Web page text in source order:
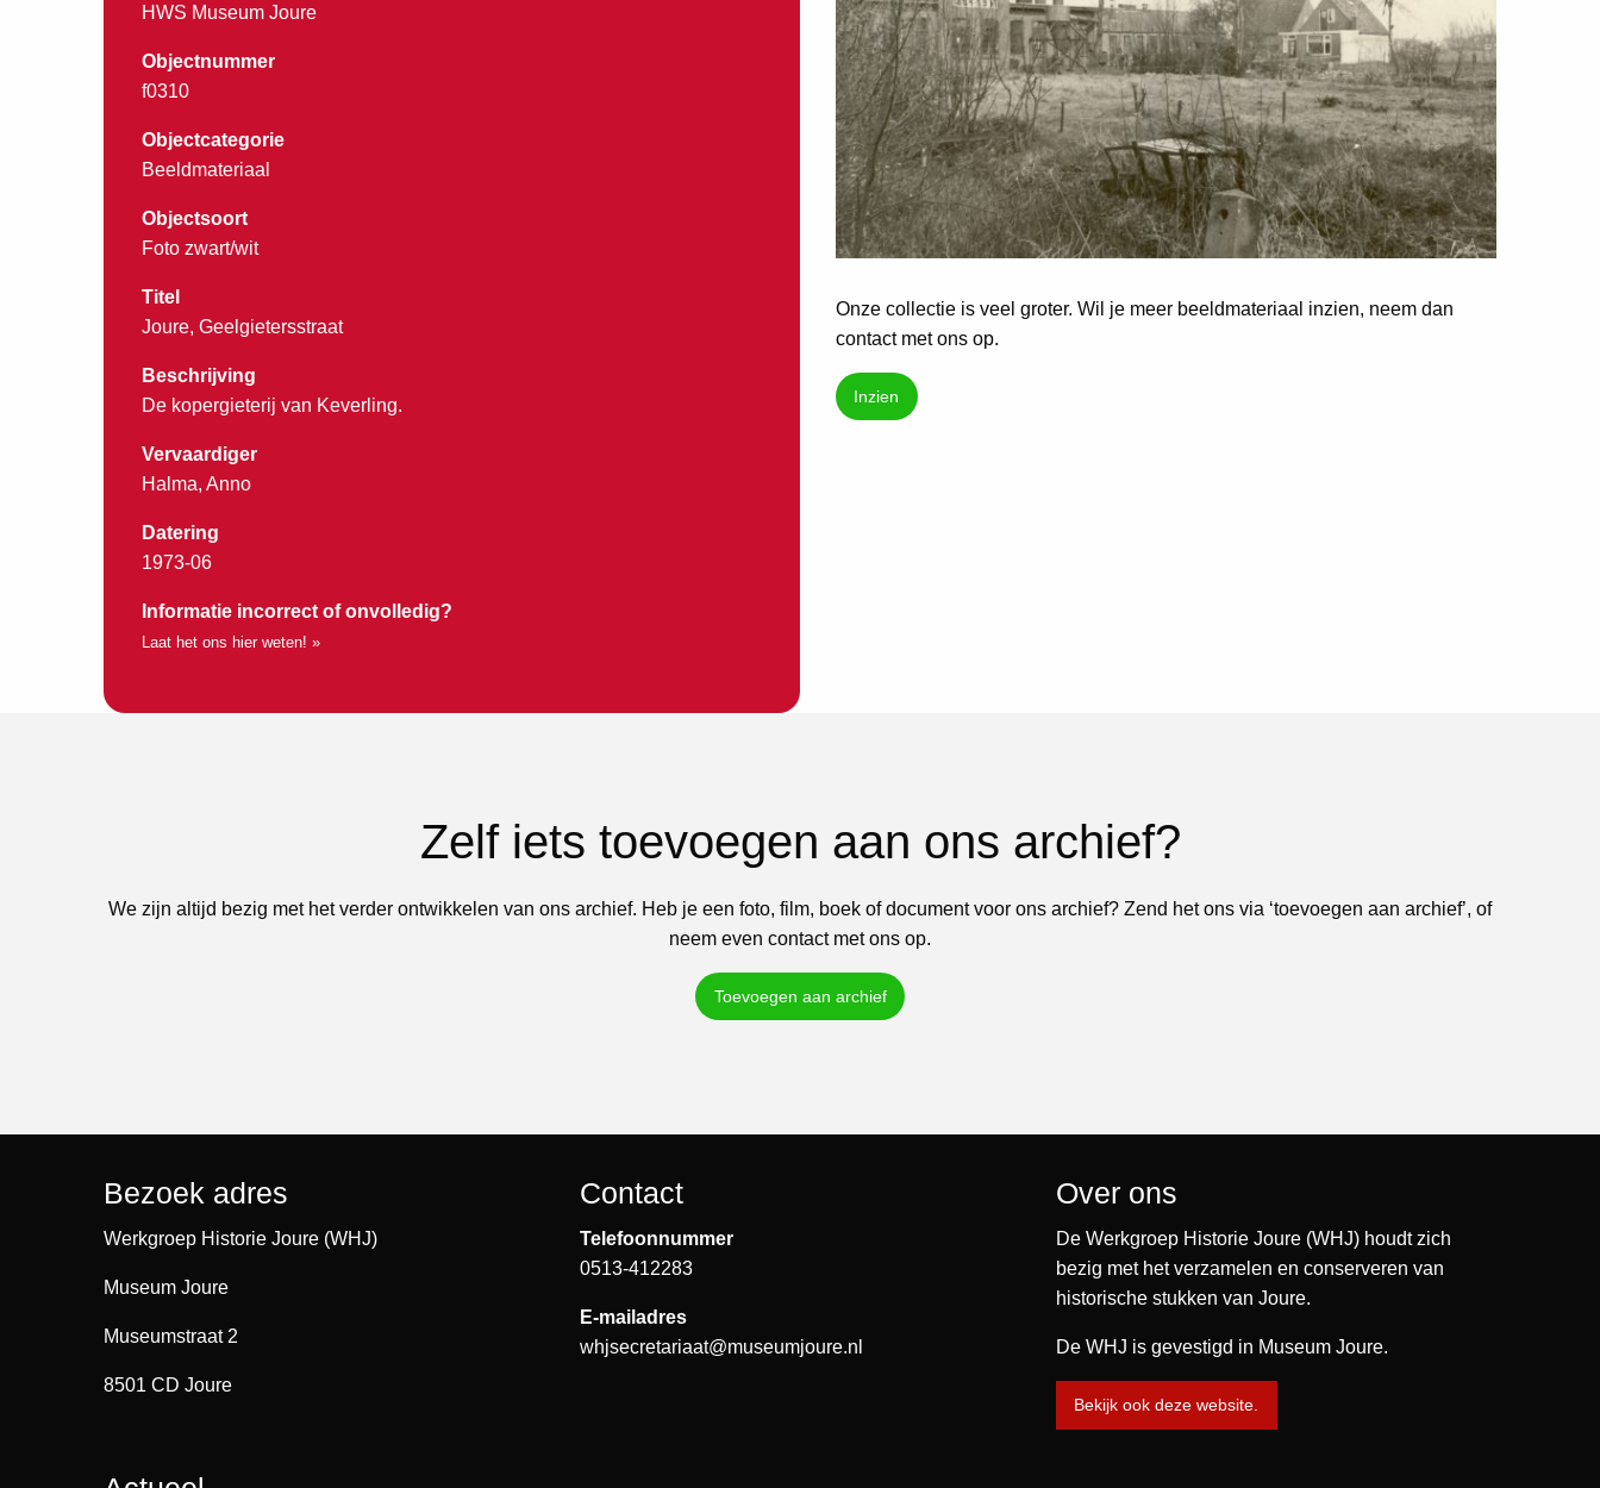
HWS Museum Joure
Objectnummer
f0310
Objectcategorie
Beeldmateriaal
Objectsoort
Foto zwart/wit
Titel
Joure, Geelgietersstraat
Beschrijving
De kopergieterij van Keverling.
Vervaardiger
Halma, Anno
Datering
1973-06
Informatie incorrect of onvolledig?
Laat het ons hier weten! »
Onze collectie is veel groter. Wil je meer beeldmateriaal inzien, neem dan
contact met ons op.
Inzien
Zelf iets toevoegen aan ons archief?
We zijn altijd bezig met het verder ontwikkelen van ons archief. Heb je een foto, film, boek of document voor ons archief? Zend het ons via ‘toevoegen aan archief’, of
neem even contact met ons op.
Toevoegen aan archief
Bezoek adres
Werkgroep Historie Joure (WHJ)
Museum Joure
Museumstraat 2
8501 CD Joure
Contact
Telefoonnummer
0513-412283
E-mailadres
whjsecretariaat@museumjoure.nl
Over ons
De Werkgroep Historie Joure (WHJ) houdt zich
bezig met het verzamelen en conserveren van
historische stukken van Joure.
De WHJ is gevestigd in Museum Joure.
Bekijk ook deze website.